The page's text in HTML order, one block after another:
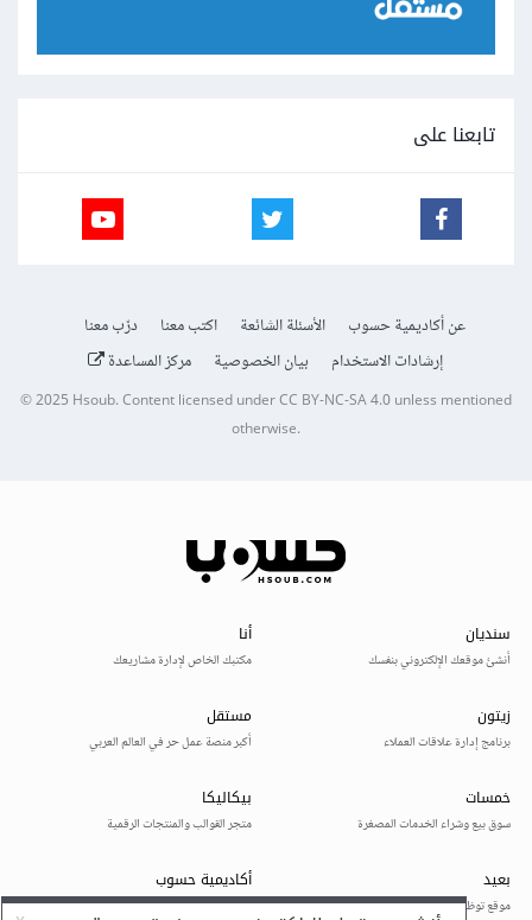
تابعنا على
عن أكاديمية حسوب الأسئلة الشائعة اكتب معنا
درّب معنا
إرشادات الاستخدام
بيان الخصوصية مركز المساعدة
© 2025Hsoub.Content licensed underCC BY-NC-SA 4.0unless mentioned
otherwise.